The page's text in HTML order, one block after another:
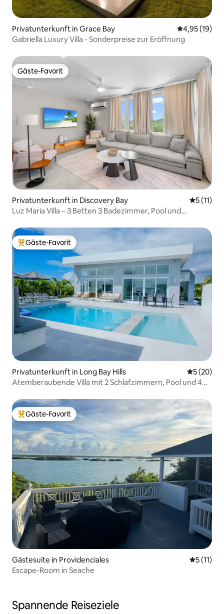
Privatunterkunft in Grace Bay
4,95 (19)
Gabriella Luxury Villa - Sonderpreise zur Eröffnung
Gäste-Favorit
Gäste-Favorit
Privatunterkunft in Discovery Bay
5 (11)
Luz Maria Villa – 3 Betten 3 Badezimmer, Pool und
Beliebter Gäste-Favorit.
Gäste-Favorit
Privatunterkunft in Long Bay Hills
5 (20)
Atemberaubende Villa mit 2 Schlafzimmern, Pool und 4
Beliebter Gäste-Favorit.
Gäste-Favorit
Gästesuite in Providenciales
5 (11)
Escape-Room in Seache
Spannende Reiseziele